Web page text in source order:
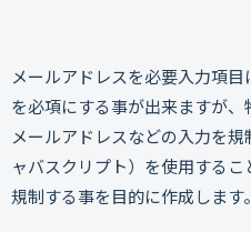
メールアドレスを必要入力項
を必項にする事が出来ますが
メールアドレスなどの入力を
ャバスクリプト）を使用する
規制する事を目的に作成します。